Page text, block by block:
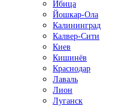
Ибица
Йошкар-Ола
Калининград
Калвер-Сити
Киев
Кишинёв
Краснодар
Лаваль
Лион
Луганск